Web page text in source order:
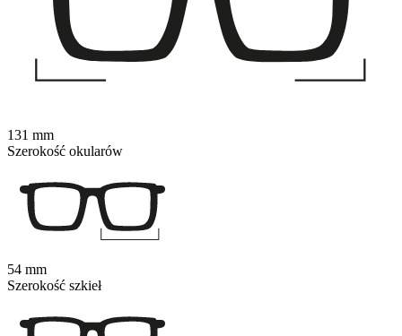
131 mm
Szerokość okularów
54 mm
Szerokość szkieł